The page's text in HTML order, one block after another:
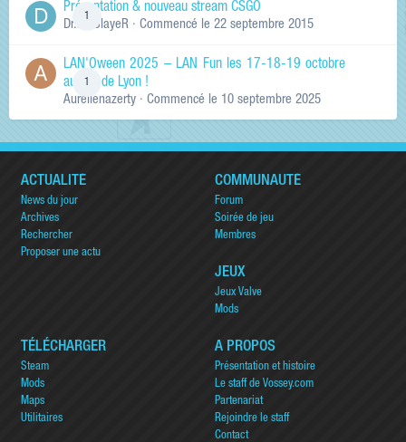
Présentation & nouveau stream CSGO
Dr.KinSlayeR · Commencé le 22 septembre 2015
LAN'Oween 2025 – LAN Fun les 17-18-19 octobre
au sud de Lyon !
Aurelienazerty · Commencé le 10 septembre 2025
ACTUALITÉ
News du jour
Archives
Rechercher
Proposer une actu
COMMUNAUTÉ
Forum
Soirée de jeu
Membres
JEUX
Jeux Valve
Mods
TÉLÉCHARGER
Steam
Mods
Maps
Utilitaires
A PROPOS
Présentation et histoire
Le staff de Vossey.com
Partenariat
Rejoindre le staff
Contact